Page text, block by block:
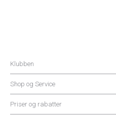
Klubben
Shop og Service
Priser og rabatter